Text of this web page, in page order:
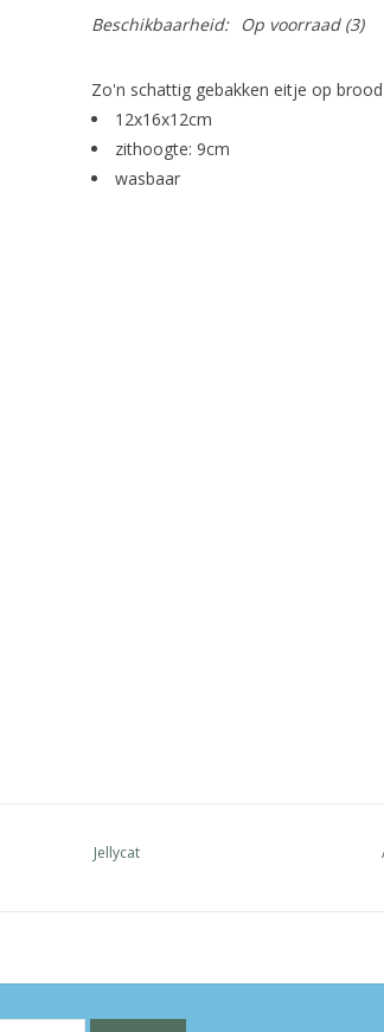
Beschikbaarheid: Op voorraad(3)
Zo'n schattig gebakken eitje op
12x16x12cm
zithoogte: 9cm
wasbaar
Jellycat